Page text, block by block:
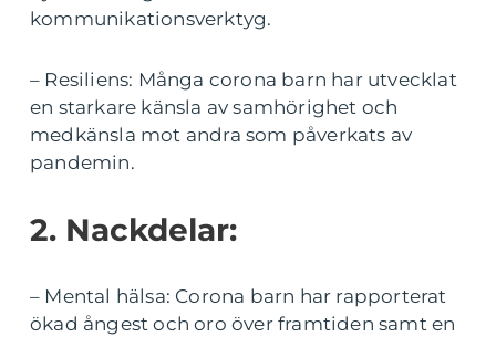
kommunikationsverktyg.
– Resiliens: Många corona barn har utvecklat
en starkare känsla av samhörighet och
medkänsla mot andra som påverkats av
pandemin.
2. Nackdelar:
– Mental hälsa: Corona barn har rapporterat
ökad ångest och oro över framtiden samt en